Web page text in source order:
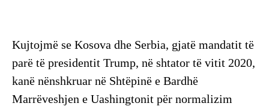
Kujtojmë se Kosova dhe Serbia, gjatë mandatit të
parë të presidentit Trump, në shtator të vitit 2020,
kanë nënshkruar në Shtëpinë e Bardhë
Marrëveshjen e Uashingtonit për normalizim